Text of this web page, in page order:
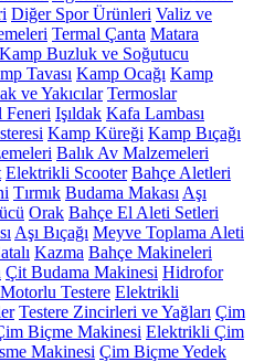
Diğer Spor Ürünleri Valiz ve
Termal Çanta Matara
Kamp Buzluk ve Soğutucu
Tavası Kamp Ocağı Kamp
ve Yakıcılar Termoslar
Feneri Işıldak Kafa Lambası
Kamp Küreği Kamp Bıçağı
Balık Av Malzemeleri
Elektrikli Scooter Bahçe Aletleri
Tırmık Budama Makası Aşı
Orak Bahçe El Aleti Setleri
Aşı Bıçağı Meyve Toplama Aleti
Kazma Bahçe Makineleri
Çit Budama Makinesi Hidrofor
Motorlu Testere Elektrikli
Testere Zincirleri ve Yağları Çim
Biçme Makinesi Elektrikli Çim
Makinesi Çim Biçme Yedek